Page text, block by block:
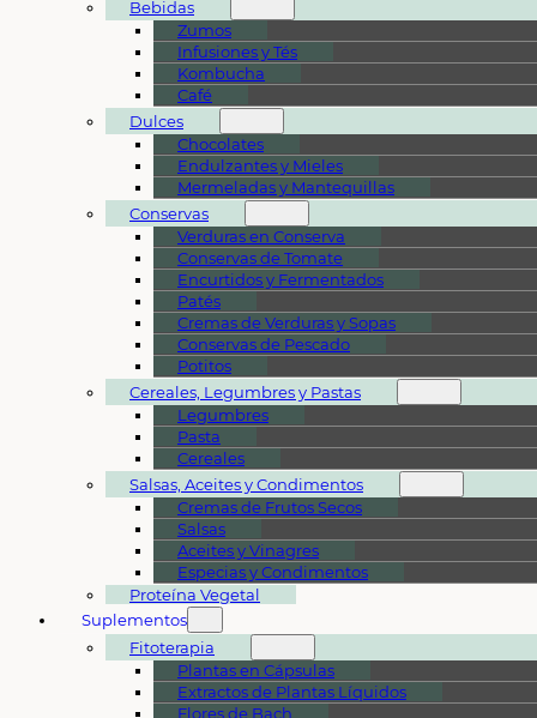
Bebidas
Zumos
Infusiones y Tés
Kombucha
Café
Dulces
Chocolates
Endulzantes y Mieles
Mermeladas y Mantequillas
Conservas
Verduras en Conserva
Conservas de Tomate
Encurtidos y Fermentados
Patés
Cremas de Verduras y Sopas
Conservas de Pescado
Potitos
Cereales, Legumbres y Pastas
Legumbres
Pasta
Cereales
Salsas, Aceites y Condimentos
Cremas de Frutos Secos
Salsas
Aceites y Vinagres
Especias y Condimentos
Proteína Vegetal
Suplementos
Fitoterapia
Plantas en Cápsulas
Extractos de Plantas Líquidos
Flores de Bach